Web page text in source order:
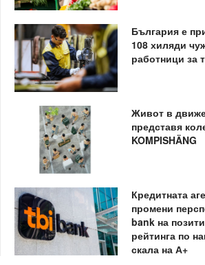
България е
108 хиляди
работници за
Живот в
представя
KOMPISHÄNG
Кредитната
промени
bank на
рейтинга по
скала на А+